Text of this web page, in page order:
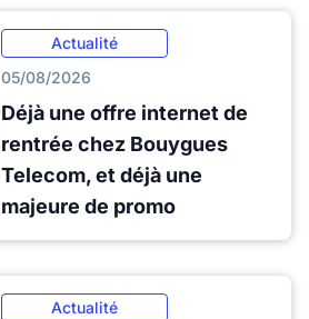
Actualité
05/08/2026
Déjà une offre internet de
rentrée chez Bouygues
Telecom, et déjà une
majeure de promo
Actualité